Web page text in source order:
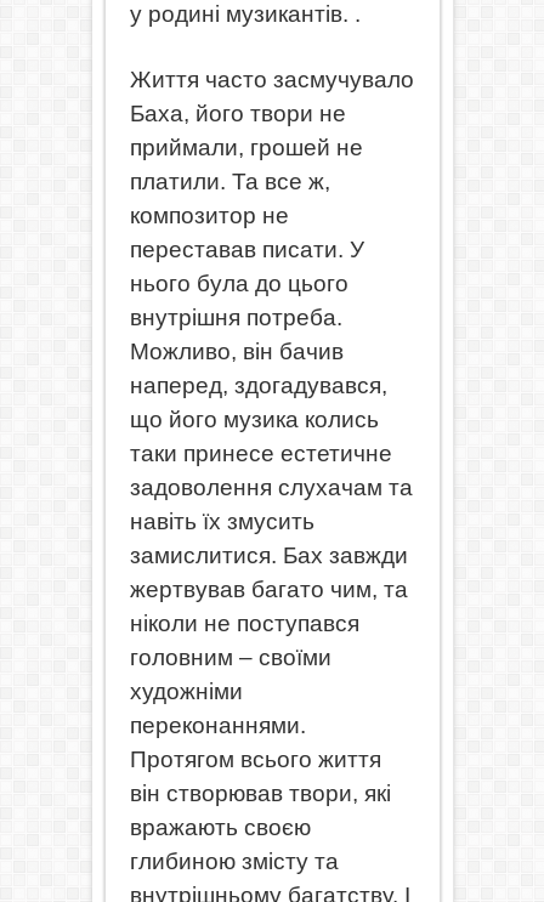
у родині музикантів. .
Життя часто засмучувало
Баха, його твори не
приймали, грошей не
платили. Та все ж,
композитор не
переставав писати. У
нього була до цього
внутрішня потреба.
Можливо, він бачив
наперед, здогадувався,
що його музика колись
таки принесе естетичне
задоволення слухачам та
навіть їх змусить
замислитися. Бах завжди
жертвував багато чим, та
ніколи не поступався
головним – своїми
художніми
переконаннями.
Протягом всього життя
він створював твори, які
вражають своєю
глибиною змісту та
внутрішньому багатству. І